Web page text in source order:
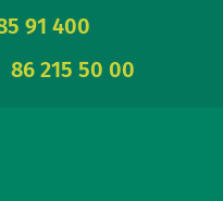
91 400
86 215 50 00